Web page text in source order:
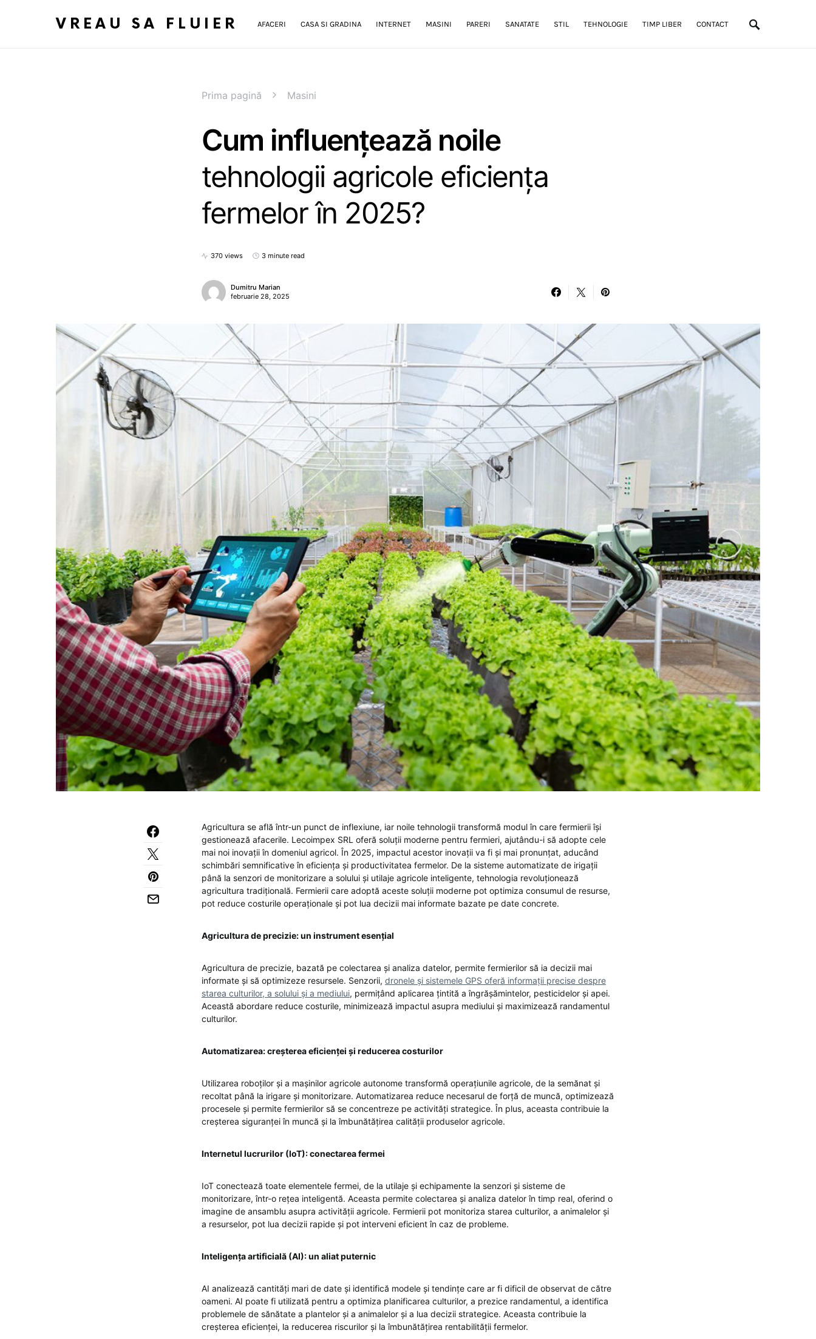
VREAU SA FLUIER AFACERI CASA SI GRADINA INTERNET MASINI PARERI SANATATE STIL TEHNOLOGIE TIMP LIBER CONTACT
Prima pagină Masini
Cum influențează noile
tehnologii agricole eficiența
fermelor în 2025?
370 views 3 minute read
Dumitru Marian
februarie 28, 2025
Agricultura se află într-un punct de inflexiune, iar noile tehnologii transformă modul în care fermierii își
gestionează afacerile. Lecoimpex SRL oferă soluții moderne pentru fermieri, ajutându-i să adopte cele
mai noi inovații în domeniul agricol. În 2025, impactul acestor inovații va fi și mai pronunțat, aducând
schimbări semnificative în eficiența și productivitatea fermelor. De la sisteme automatizate de irigații
până la senzori de monitorizare a solului și utilaje agricole inteligente, tehnologia revoluționează
agricultura tradițională. Fermierii care adoptă aceste soluții moderne pot optimiza consumul de resurse,
pot reduce costurile operaționale și pot lua decizii mai informate bazate pe date concrete.
Agricultura de precizie: un instrument esențial
Agricultura de precizie, bazată pe colectarea și analiza datelor, permite fermierilor să ia decizii mai
informate și să optimizeze resursele. Senzorii, dronele și sistemele GPS oferă informații precise despre
starea culturilor, a solului și a mediului, permițând aplicarea țintită a îngrășămintelor, pesticidelor și apei.
Această abordare reduce costurile, minimizează impactul asupra mediului și maximizează randamentul
culturilor.
Automatizarea: creșterea eficienței și reducerea costurilor
Utilizarea roboților și a mașinilor agricole autonome transformă operațiunile agricole, de la semănat și
recoltat până la irigare și monitorizare. Automatizarea reduce necesarul de forță de muncă, optimizează
procesele și permite fermierilor să se concentreze pe activități strategice. În plus, aceasta contribuie la
creșterea siguranței în muncă și la îmbunătățirea calității produselor agricole.
Internetul lucrurilor (IoT): conectarea fermei
IoT conectează toate elementele fermei, de la utilaje și echipamente la senzori și sisteme de
monitorizare, într-o rețea inteligentă. Aceasta permite colectarea și analiza datelor în timp real, oferind o
imagine de ansamblu asupra activității agricole. Fermierii pot monitoriza starea culturilor, a animalelor și
a resurselor, pot lua decizii rapide și pot interveni eficient în caz de probleme.
Inteligența artificială (AI): un aliat puternic
AI analizează cantități mari de date și identifică modele și tendințe care ar fi dificil de observat de către
oameni. AI poate fi utilizată pentru a optimiza planificarea culturilor, a prezice randamentul, a identifica
problemele de sănătate a plantelor și a animalelor și a lua decizii strategice. Aceasta contribuie la
creșterea eficienței, la reducerea riscurilor și la îmbunătățirea rentabilității fermelor.